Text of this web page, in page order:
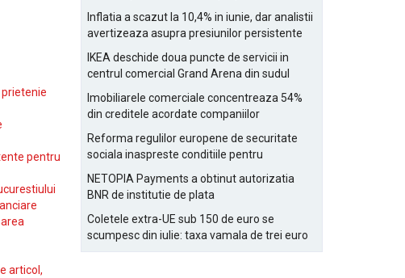
pentru
articol,
Inflatia a scazut la 10,4% in iunie, dar analistii
avertizeaza asupra presiunilor persistente
IKEA deschide doua puncte de servicii in
centrul comercial Grand Arena din sudul
Imobiliarele comerciale concentreaza 54%
din creditele acordate companiilor
Reforma regulilor europene de securitate
sociala inaspreste conditiile pentru
NETOPIA Payments a obtinut autorizatia
BNR de institutie de plata
Coletele extra-UE sub 150 de euro se
scumpesc din iulie: taxa vamala de trei euro
pe articol, adaugata la taxa logistica